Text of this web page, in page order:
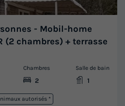
- Mobil-home
(2 chambres) + terrasse
Chambres
2
Salle de bain
1
autorisés *